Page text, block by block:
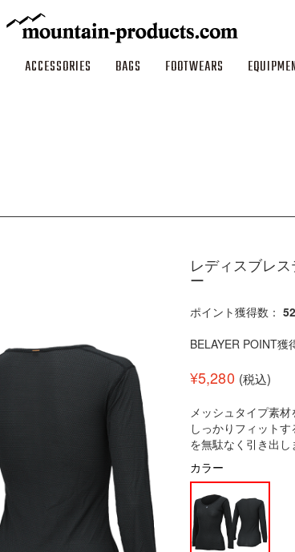
ACCESSORIES BAGS FOOTWEARS
レディスブレ
ー
ポイント獲得数： 52
BELAYER POINT獲
¥5,280 (税込)
メッシュタイプ素
しっかりフィット
を無駄なく引き出し
カラー